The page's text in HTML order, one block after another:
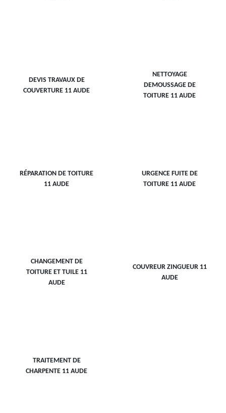
DEVIS TRAVAUX DE
COUVERTURE 11 AUDE
NETTOYAGE
DEMOUSSAGE DE
TOITURE 11 AUDE
RÉPARATION DE TOITURE
11 AUDE
URGENCE FUITE DE
TOITURE 11 AUDE
CHANGEMENT DE
TOITURE ET TUILE 11
AUDE
COUVREUR ZINGUEUR 11
AUDE
TRAITEMENT DE
CHARPENTE 11 AUDE